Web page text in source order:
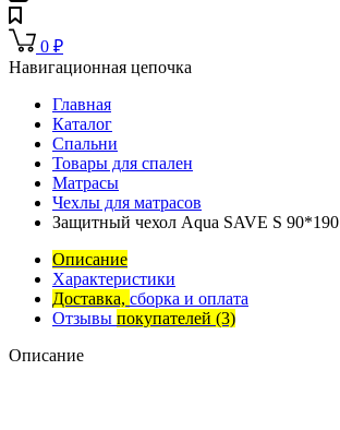
0 ₽
Навигационная цепочка
Главная
Каталог
Спальни
Товары для спален
Матрасы
Чехлы для матрасов
Защитный чехол Aqua SAVE S 90*190
Описание
Характеристики
Доставка, сборка и оплата
Отзывы покупателей (3)
Описание